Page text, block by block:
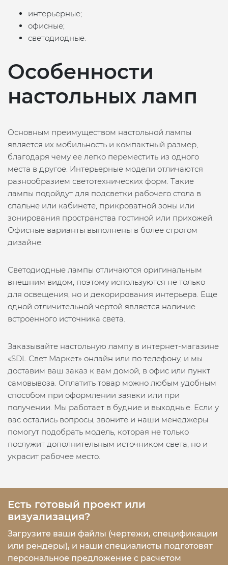
интерьерные;
офисные;
светодиодные.
Особенности
настольных ламп
Основным преимуществом настольной лампы
является их мобильность и компактный размер,
благодаря чему ее легко переместить из одного
места в другое. Интерьерные модели отличаются
разнообразием светотехнических форм. Такие
лампы подойдут для подсветки рабочего стола в
спальне или кабинете, прикроватной зоны или
зонирования пространства гостиной или прихожей.
Офисные варианты выполнены в более строгом
дизайне.
Светодиодные лампы отличаются оригинальным
внешним видом, поэтому используются не только
для освещения, но и декорирования интерьера. Еще
одной отличительной чертой является наличие
встроенного источника света.
Заказывайте настольную лампу в интернет-магазине
«SDL Свет Маркет» онлайн или по телефону, и мы
доставим ваш заказ к вам домой, в офис или пункт
самовывоза. Оплатить товар можно любым удобным
способом при оформлении заявки или при
получении. Мы работает в будние и выходные. Если у
вас остались вопросы, звоните и наши менеджеры
помогут подобрать модель, которая не только
послужит дополнительным источником света, но и
украсит рабочее место.
Есть готовый проект или
визуализация?
Загрузите ваши файлы (чертежи, спецификации
или рендеры), и наши специалисты подготовят
персональное предложение с расчетом